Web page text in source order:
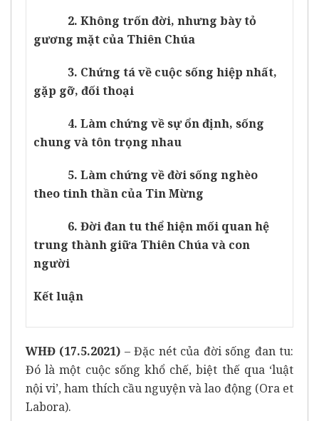
2. Không trốn đời, nhưng bày tỏ
gương mặt của Thiên Chúa
3. Chứng tá về cuộc sống hiệp nhất,
gặp gỡ, đối thoại
4. Làm chứng về sự ổn định, sống
chung và tôn trọng nhau
5. Làm chứng về đời sống nghèo
theo tinh thần của Tin Mừng
6. Đời đan tu thể hiện mối quan hệ
trung thành giữa Thiên Chúa và con
người
Kết luận
WHĐ (17.5.2021) – Đặc nét của đời sống đan tu:
Đó là một cuộc sống khổ chế, biệt thế qua ‘luật
nội vi’, ham thích cầu nguyện và lao động (Ora et
Labora).